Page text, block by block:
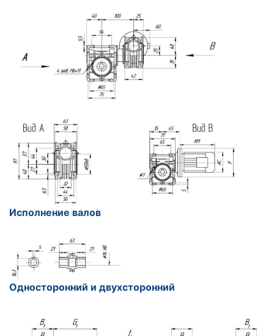
Исполнение валов
Односторонний и двухсторонний